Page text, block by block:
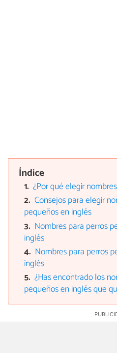
Índice
¿Por qué elegir
Consejos para elegir
pequeños en inglés
Nombres para perros
inglés
Nombres para perros
inglés
¿Has encontrado los
pequeños en inglés que